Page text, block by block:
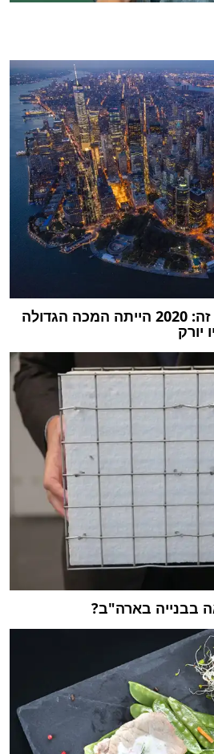
דו"ח מיוחד מכריז את זה: 2020 הייתה המכה הגדולה
יורק
בבנייה בארה"ב?